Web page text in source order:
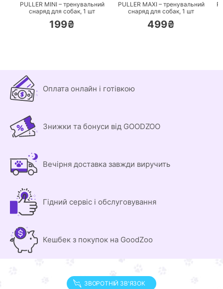
PULLER MINI – тренувальний
снаряд для собак, 1 шт
199₴
PULLER MAXI – тренувальний
снаряд для собак, 1 шт
499₴
Оплата онлайн і готівкою
Знижки та бонуси від GOODZOO
Вечірня доставка завжди виручить
Гідний сервіс і обслуговування
Кешбек з покупок на GoodZoo
ЗВОРОТНІЙ ЗВ'ЯЗОК